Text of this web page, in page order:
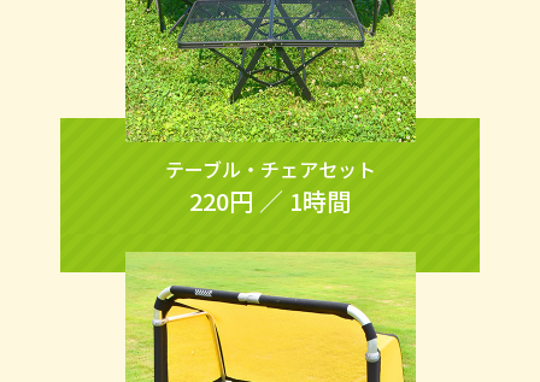
テーブル・チェアセット
220円 ／ 1時間